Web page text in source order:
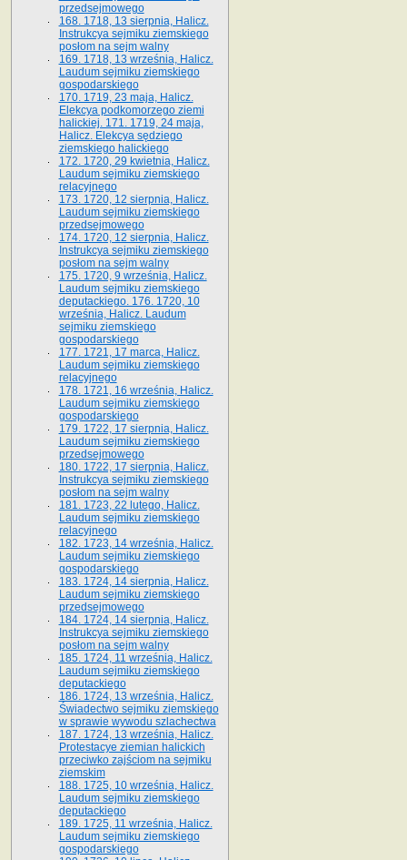
przedsejmowego
168. 1718, 13 sierpnia, Halicz.
Instrukcya sejmiku ziemskiego
posłom na sejm walny
169. 1718, 13 września, Halicz.
Laudum sejmiku ziemskiego
gospodarskiego
170. 1719, 23 maja, Halicz.
Elekcya podkomorzego ziemi
halickiej. 171. 1719, 24 maja,
Halicz. Elekcya sędziego
ziemskiego halickiego
172. 1720, 29 kwietnia, Halicz.
Laudum sejmiku ziemskiego
relacyjnego
173. 1720, 12 sierpnia, Halicz.
Laudum sejmiku ziemskiego
przedsejmowego
174. 1720, 12 sierpnia, Halicz.
Instrukcya sejmiku ziemskiego
posłom na sejm walny
175. 1720, 9 września, Halicz.
Laudum sejmiku ziemskiego
deputackiego. 176. 1720, 10
września, Halicz. Laudum
sejmiku ziemskiego
gospodarskiego
177. 1721, 17 marca, Halicz.
Laudum sejmiku ziemskiego
relacyjnego
178. 1721, 16 września, Halicz.
Laudum sejmiku ziemskiego
gospodarskiego
179. 1722, 17 sierpnia, Halicz.
Laudum sejmiku ziemskiego
przedsejmowego
180. 1722, 17 sierpnia, Halicz.
Instrukcya sejmiku ziemskiego
posłom na sejm walny
181. 1723, 22 lutego, Halicz.
Laudum sejmiku ziemskiego
relacyjnego
182. 1723, 14 września, Halicz.
Laudum sejmiku ziemskiego
gospodarskiego
183. 1724, 14 sierpnia, Halicz.
Laudum sejmiku ziemskiego
przedsejmowego
184. 1724, 14 sierpnia, Halicz.
Instrukcya sejmiku ziemskiego
posłom na sejm walny
185. 1724, 11 września, Halicz.
Laudum sejmiku ziemskiego
deputackiego
186. 1724, 13 września, Halicz.
Świadectwo sejmiku ziemskiego
w sprawie wywodu szlachectwa
187. 1724, 13 września, Halicz.
Protestacye ziemian halickich
przeciwko zajściom na sejmiku
ziemskim
188. 1725, 10 września, Halicz.
Laudum sejmiku ziemskiego
deputackiego
189. 1725, 11 września, Halicz.
Laudum sejmiku ziemskiego
gospodarskiego